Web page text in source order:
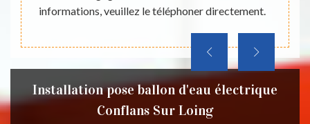
informations, veuillez le téléphoner directement.
Installation pose ballon d'eau électrique
Conflans Sur Loing